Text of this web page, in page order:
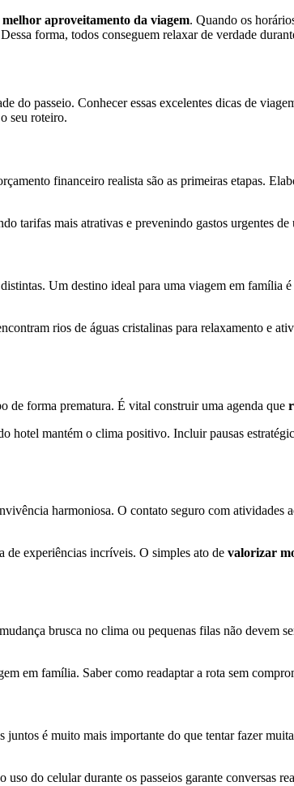
melhor aproveitamento da viagem. Quando os
forma, todos conseguem relaxar de verdade
do passeio. Conhecer essas excelentes dicas de
seu roteiro.
financeiro realista são as primeiras etapas.
tarifas mais atrativas e prevenindo gastos urgentes
Um destino ideal para uma viagem em família
rios de águas cristalinas para relaxamento e
de forma prematura. É vital construir uma agenda que
hotel mantém o clima positivo. Incluir pausas
harmoniosa. O contato seguro com
de experiências incríveis. O simples ato de valorizar
brusca no clima ou pequenas filas não devem
em família. Saber como readaptar a rota sem
é muito mais importante do que tentar fazer
do celular durante os passeios garante conversas